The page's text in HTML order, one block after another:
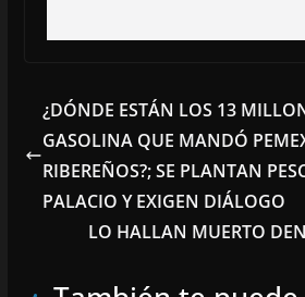
¿DÓNDE ESTÁN LOS 13
GASOLINA QUE MANDÓ
RIBEREÑOS?; SE PLANTAN
PALACIO Y EXIGEN DIÁLOGO
LO HALLAN MUERTO